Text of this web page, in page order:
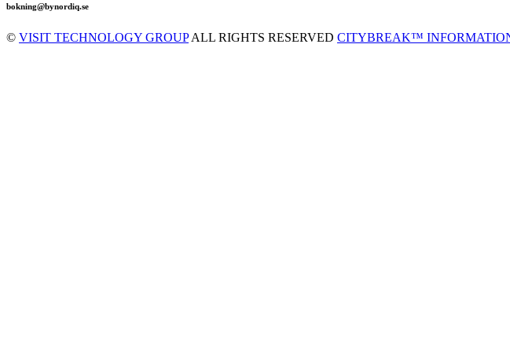
bokning@bynordiq.se
© VISIT TECHNOLOGY GROUPALL RIGHTS RESERVED CITYBREAK™